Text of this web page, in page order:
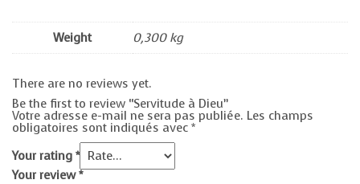
Weight 0,300 kg
There are no reviews yet.
Be the first to review “Servitude à Dieu”
Votre adresse e-mail ne sera pas publiée. Les champs
obligatoires sont indiqués avec *
Your rating *
Your review*